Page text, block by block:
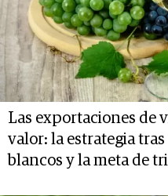
Las exportaciones de
valor: la estrategia tras
blancos y la meta de